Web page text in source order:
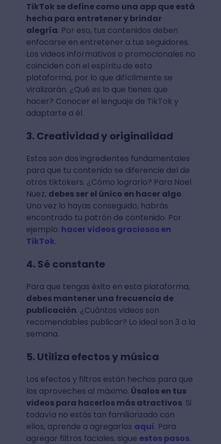
TikTok se define como una app que está
hecha para entretener y brindar
alegría. Por eso, tus contenidos deben
enfocarse en entretener a tus seguidores.
Los videos informativos o promocionales no
coinciden con el espíritu de esta
plataforma, por lo que difícilmente se
viralizarán. ¿Qué es lo que tienes que
hacer? Conocer el lenguaje de TikTok y
adaptarte a él.
3. Creatividad y originalidad
Estos son dos ingredientes fundamentales
para que tu contenido se diferencie del de
otros tiktokers. ¿Cómo lograrlo? Para Noel
Nuez, debes ser el único en hacer algo.
Una vez lo hayas conseguido, habrás
encontrado tu patrón de contenido. Por
ejemplo: hacer videos graciosos en
TikTok.
4. Sé constante
Para que tengas éxito en esta plataforma,
debes mantener una frecuencia de
publicación. ¿Cuántos videos son
recomendables publicar? Lo ideal son 3 a la
semana.
5. Utiliza efectos y música
Los efectos y filtros están hechos para que
los aproveches al máximo. Úsalos en tus
videos para hacerlos más atractivos. Si
todavía no estás tan familiarizado con
ellos, aprende a agregarlos aquí. Para
agregar filtros faciales, sigue estos pasos.